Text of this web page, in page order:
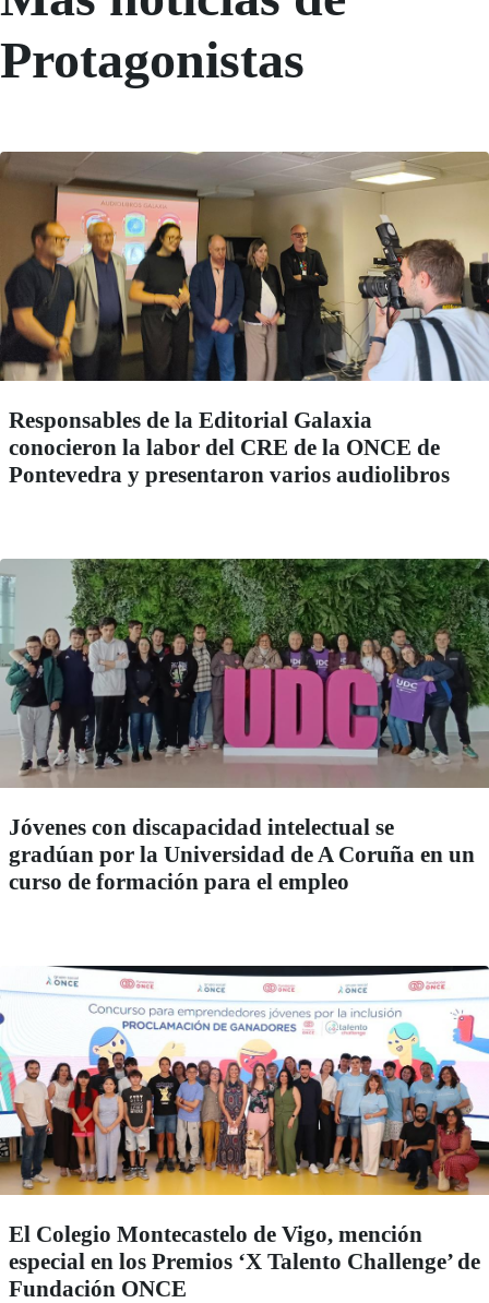
Protagonistas
Responsables de la Editorial Galaxia
conocieron la labor del CRE de la ONCE de
Pontevedra y presentaron varios audiolibros
Jóvenes con discapacidad intelectual se
gradúan por la Universidad de A Coruña en un
curso de formación para el empleo
El Colegio Montecastelo de Vigo, mención
especial en los Premios ‘X Talento Challenge’ de
Fundación ONCE